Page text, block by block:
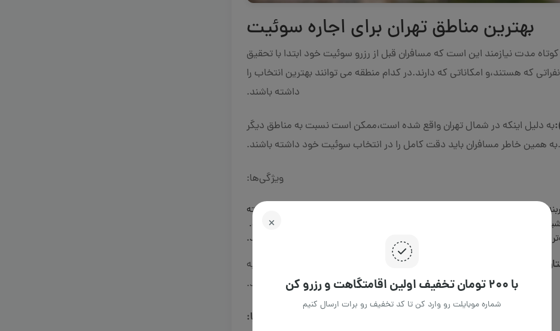
بهترین مناطق تهران برای اجاره سوئیت
مدت نیازمند این است که مسافران قبل از رزرو سوئیت خود ابتدا با تحقیق
که هستند،و امکاناتی که دارند.در کدام منطقه می توانند بهترین انتخاب را
داشته باشند.
به دلیل اینکه در شمال تهران واقع شده است،ممکن است نسبت به مناطق دیگر
همین خاطر مسافران باید دقت کامل را در انتخاب سوئیت خود داشته باشند.
ویژگی‌ها:
و توچال ، باعث می شود که دسترسی راحتتری به جاذبه های گردشگری تهران داشته
زیرا بیشتر جاذبه ها ومکان های مختلف و متنوع در شمال تهران واقع شده است.
در تابستان‌ها ، به دلیل نزدیکی به کوه ها بسیار خنک تر از شرق و مرکز شهر می باشد.
به دلیل اینکه این سوئیت ها در مرکز تهران واقع شده اند.دسترسی کامل به
اطراف وحمل ونقل عمومی دارند.
مزایا:
با ۲۰۰ تومان تخفیف اولین اقامتگاهت و رزرو کن
شماره موبایلت رو وارد کن تا کد تخفیف رو برات ارسال کنیم